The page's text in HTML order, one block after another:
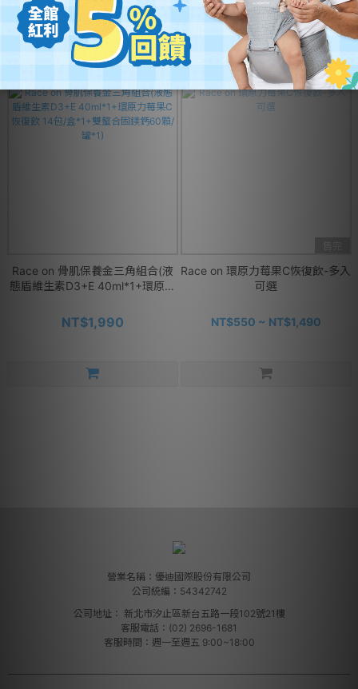
Race on 骨肌保養金三角組合(液
態盾維生素D3+E 40ml*1+環原力
鎂鈣60顆/罐*1)
NT$1,990
Race on 環原力莓果C恢復飲-多入
可選
NT$550 ~ NT$1,490
營業名稱：優迪國際股份有限公司
公司統編：54342742
公司地址： 新北市汐止區新台五路一段102號21樓
客服電話：(02) 2696-1681
客服時間：週一至週五 9:00~18:00